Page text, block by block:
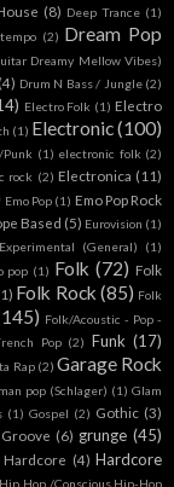
(8) Deep Trance (1)
(2) Dream Pop
Dreamy Mellow Vibes)
(4) Drum N Bass / Jungle (2)
Electro Folk (1) Electro
(1) Electronic(100)
Punk (1) electronic folk (2)
rock (2) Electronica (11)
Emo Pop (1) Emo Pop Rock
Based (5) Eurovision (1)
Experimental (General) (1)
pop (1) Folk (72) Folk
Folk Rock (85) Folk
Folk/Acoustic - Pop -
Pop (2) Funk (17)
Rap (2) Garage Rock
pop (Schlager) (1) Glam
(1) Gospel (2) Gothic (3)
Groove (6) grunge (45)
Hardcore (4) Hardcore
Hip Hop /Conscious Hip-Hop